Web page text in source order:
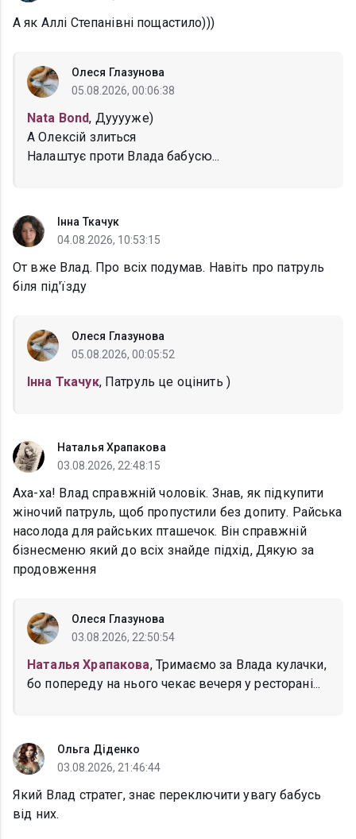
А як Аллі Степанівні пощастило)))
Олеся Глазунова
05.08.2026, 00:06:38
Nata Bond, Дууууже)
А Олексій злиться
Налаштує проти Влада бабусю...
Інна Ткачук
04.08.2026, 10:53:15
От вже Влад. Про всіх подумав. Навіть про патруль
біля під'їзду
Олеся Глазунова
05.08.2026, 00:05:52
Інна Ткачук, Патруль це оцінить )
Наталья Храпакова
03.08.2026, 22:48:15
Аха-ха! Влад справжній чоловік. Знав, як підкупити
жіночий патруль, щоб пропустили без допиту. Райська
насолода для райських пташечок. Він справжній
бізнесменю який до всіх знайде підхід, Дякую за
продовження
Олеся Глазунова
03.08.2026, 22:50:54
Наталья Храпакова, Тримаємо за Влада кулачки,
бо попереду на нього чекає вечеря у ресторані...
Ольга Діденко
03.08.2026, 21:46:44
Який Влад стратег, знає переключити увагу бабусь
від них.